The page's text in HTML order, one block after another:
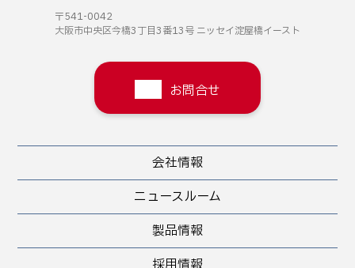
〒541-0042
大阪市中央区今橋3丁目3番13号 ニッセイ淀屋橋イースト
お問合せ
会社情報
ニュースルーム
製品情報